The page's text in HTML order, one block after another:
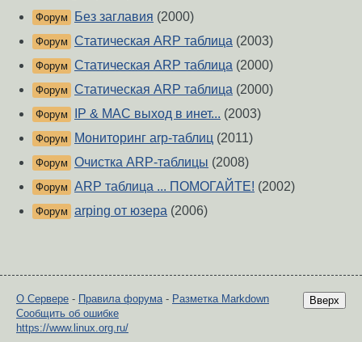
Форум Без заглавия (2000)
Форум Статическая ARP таблица (2003)
Форум Статическая ARP таблица (2000)
Форум Статическая ARP таблица (2000)
Форум IP & MAC выход в инет... (2003)
Форум Мониторинг arp-таблиц (2011)
Форум Очистка ARP-таблицы (2008)
Форум ARP таблица ... ПОМОГАЙТЕ! (2002)
Форум arping от юзера (2006)
Вверх
О Сервере - Правила форума - Разметка Markdown
Сообщить об ошибке
https://www.linux.org.ru/